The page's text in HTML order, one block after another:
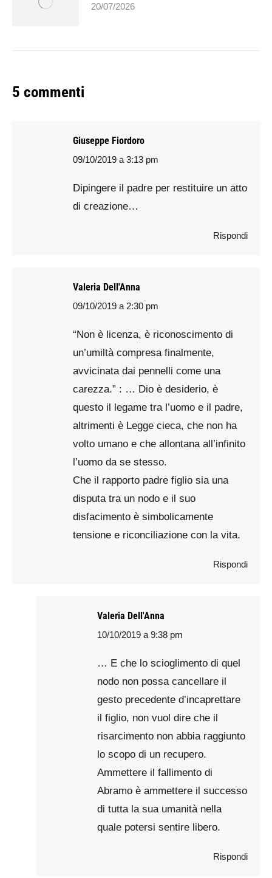
20/07/2026
5 commenti
Giuseppe Fiordoro
says:
09/10/2019 a 3:13 pm
Dipingere il padre per restituire un atto
di creazione…
Rispondi
Valeria Dell'Anna
says:
09/10/2019 a 2:30 pm
“Non è licenza, è riconoscimento di
un’umiltà compresa finalmente,
avvicinata dai pennelli come una
carezza.” : … Dio è desiderio, è
questo il legame tra l’uomo e il padre,
altrimenti è Legge cieca, che non ha
volto umano e che allontana all’infinito
l’uomo da se stesso.
Che il rapporto padre figlio sia una
disputa tra un nodo e il suo
disfacimento è simbolicamente
tensione e riconciliazione con la vita.
Rispondi
Valeria Dell'Anna
says:
10/10/2019 a 9:38 pm
… E che lo scioglimento di quel
nodo non possa cancellare il
gesto precedente d’incaprettare
il figlio, non vuol dire che il
risarcimento non abbia raggiunto
lo scopo di un recupero.
Ammettere il fallimento di
Abramo è ammettere il successo
di tutta la sua umanità nella
quale potersi sentire libero.
Rispondi